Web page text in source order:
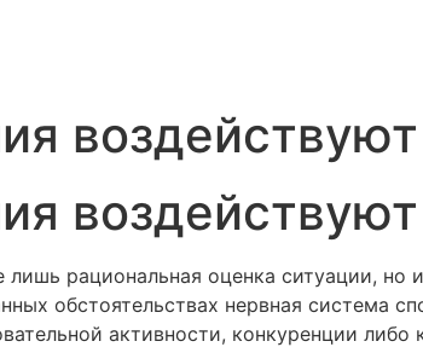
рациональная оценка ситуации, но
обстоятельствах нервная система
активности, конкуренции